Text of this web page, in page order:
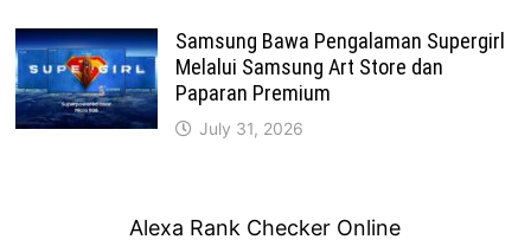
Samsung Bawa Pengalaman Supergirl
Melalui Samsung Art Store dan
Paparan Premium
July 31, 2026
Alexa Rank Checker Online